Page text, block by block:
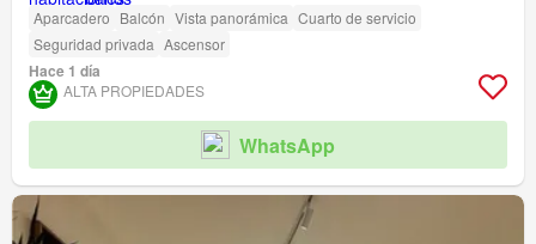
Aparcadero Balcón Vista panorámica Cuarto de servicio
Seguridad privada Ascensor
Hace 1 día
ALTA PROPIEDADES
WhatsApp